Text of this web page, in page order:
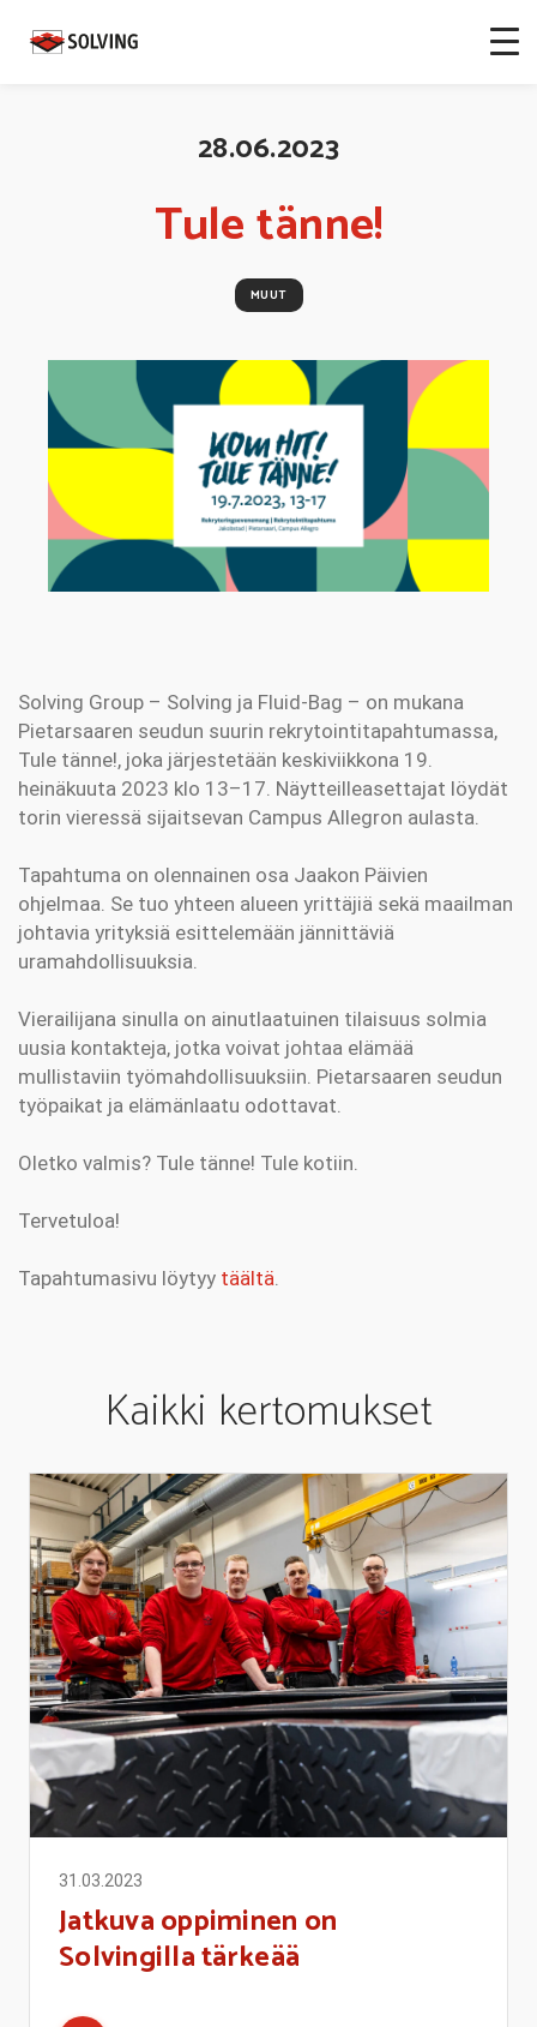
28.06.2023
Tule tänne!
MUUT
Solving Group – Solving ja Fluid-Bag – on mukana
Pietarsaaren seudun suurin rekrytointitapahtumassa,
Tule tänne!, joka järjestetään keskiviikkona 19.
heinäkuuta 2023 klo 13–17. Näytteilleasettajat löydät
torin vieressä sijaitsevan Campus Allegron aulasta.
Tapahtuma on olennainen osa Jaakon Päivien
ohjelmaa. Se tuo yhteen alueen yrittäjiä sekä maailman
johtavia yrityksiä esittelemään jännittäviä
uramahdollisuuksia.
Vierailijana sinulla on ainutlaatuinen tilaisuus solmia
uusia kontakteja, jotka voivat johtaa elämää
mullistaviin työmahdollisuuksiin. Pietarsaaren seudun
työpaikat ja elämänlaatu odottavat.
Oletko valmis? Tule tänne! Tule kotiin.
Tervetuloa!
Tapahtumasivu löytyy täältä
Kaikki kertomukset
31.03.2023
Jatkuva oppiminen on
Solvingilla tärkeää